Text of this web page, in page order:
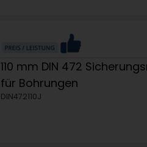
110 mm DIN 472
für Bohrungen
DIN472110J